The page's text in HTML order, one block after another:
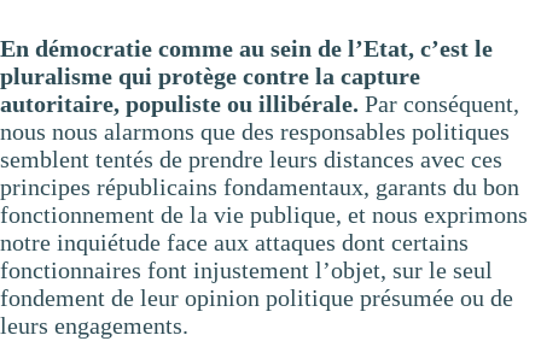
En démocratie comme au sein de l’Etat, c’est le
pluralisme qui protège contre la capture
autoritaire, populiste ou illibérale. Par conséquent,
nous nous alarmons que des responsables politiques
semblent tentés de prendre leurs distances avec ces
principes républicains fondamentaux, garants du bon
fonctionnement de la vie publique, et nous exprimons
notre inquiétude face aux attaques dont certains
fonctionnaires font injustement l’objet, sur le seul
fondement de leur opinion politique présumée ou de
leurs engagements.